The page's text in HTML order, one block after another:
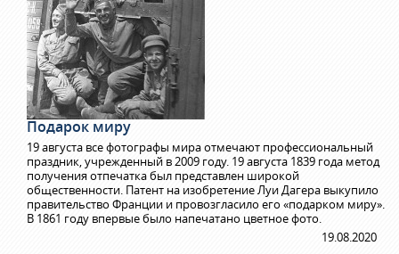
Подарок миру
19 августа все фотографы мира отмечают профессиональный
праздник, учрежденный в 2009 году. 19 августа 1839 года метод
получения отпечатка был представлен широкой
общественности. Патент на изобретение Луи Дагера выкупило
правительство Франции и провозгласило его «подарком миру».
В 1861 году впервые было напечатано цветное фото.
19.08.2020